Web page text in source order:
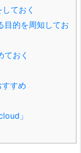
ておく
目的を周知してお
おく
すめ
」